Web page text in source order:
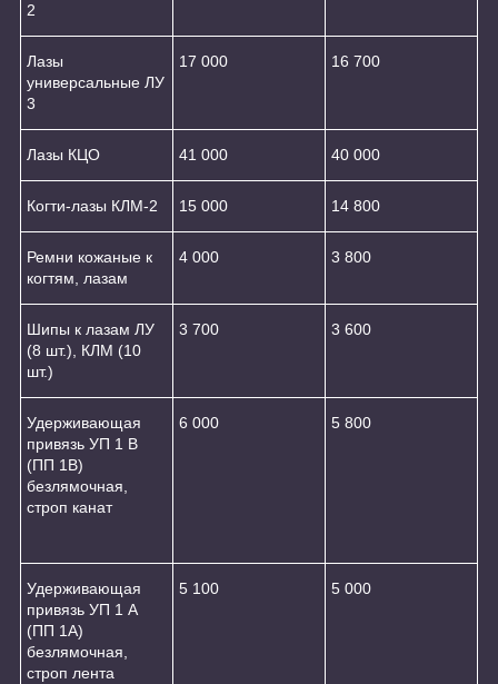
2
Лазы
универсальные ЛУ
3
17 000 16 700
Лазы КЦО 41 000 40 000
Когти-лазы КЛМ-2 15 000 14 800
Ремни кожаные к
когтям, лазам
4 000 3 800
Шипы к лазам ЛУ
(8 шт.), КЛМ (10
шт.)
3 700 3 600
Удерживающая
привязь УП 1 В
(ПП 1В)
безлямочная,
строп канат
6 000 5 800
Удерживающая
привязь УП 1 А
(ПП 1А)
безлямочная,
строп лента
5 100 5 000